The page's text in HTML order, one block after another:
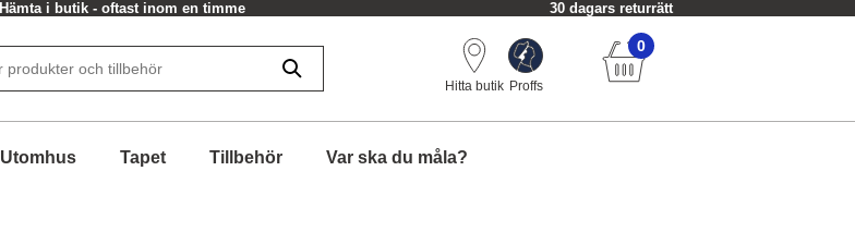
Hämta i butik - oftast inom en timme 30 dagars returrätt
Hitta butik Proffs
0
Utomhus Tapet Tillbehör Var ska du måla?